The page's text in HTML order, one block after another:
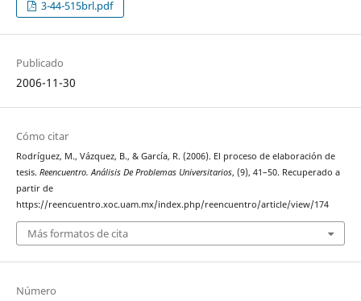
3-44-515brl.pdf
Publicado
2006-11-30
Cómo citar
Rodríguez, M., Vázquez, B., & García, R. (2006). El proceso de elaboración de
tesis. Reencuentro. Análisis De Problemas Universitarios, (9), 41–50. Recuperado a
partir de
https://reencuentro.xoc.uam.mx/index.php/reencuentro/article/view/174
Más formatos de cita
Número